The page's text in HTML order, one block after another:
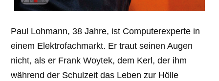
Paul Lohmann, 38 Jahre, ist Computerexperte in
einem Elektrofachmarkt. Er traut seinen Augen
nicht, als er Frank Woytek, dem Kerl, der ihm
während der Schulzeit das Leben zur Hölle